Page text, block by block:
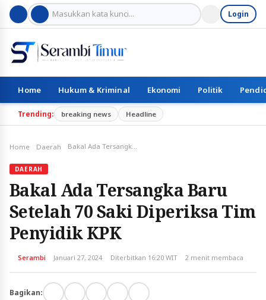
Login
Home Hukum & Kriminal Ekonomi Politik
Trending: breaking news Headline
Home Daerah Bakal Ada Tersangka Baru Setelah 70 Saki Diperiksa Tim Penyidik KPK
DAERAH
Bakal Ada Tersangka Baru
Setelah 70 Saki Diperiksa Tim
Penyidik KPK
Serambi Januari 27, 2024 Diterbitkan 16:20 WIT 2 menit membaca
Bagikan: